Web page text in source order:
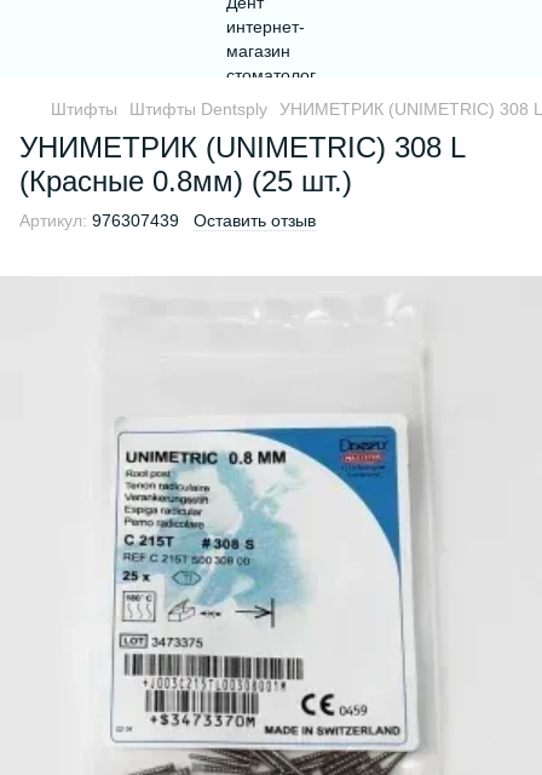
Штифты Штифты Dentsply УНИМЕТРИК (UNIMETRIC) 308
УНИМЕТРИК (UNIMETRIC) 308 L
(Красные 0.8мм) (25 шт.)
Артикул: 976307439 Оставить отзыв